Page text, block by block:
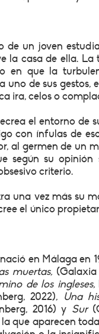
de un joven
la casa de ella. La
en que la
de sus gestos,
ira, celos o
el entorno de
con ínfulas de
al germen de un
según su
criterio.
una vez más su
el único
en Málaga en
muertas,(Galaxia
de los ingleses,
2022), Una
2016) y Sur
que aparecen